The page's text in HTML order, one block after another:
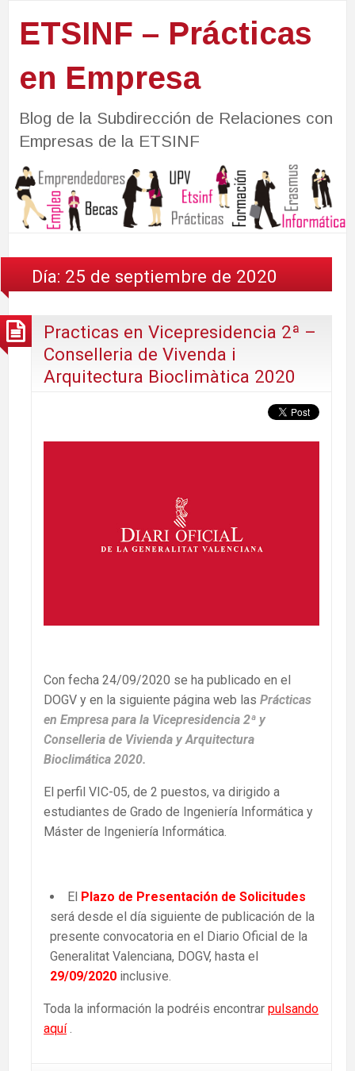
ETSINF – Prácticas
en Empresa
Blog de la Subdirección de Relaciones con
Empresas de la ETSINF
Día: 25 de septiembre de 2020
Practicas en Vicepresidencia 2ª –
Conselleria de Vivenda i
Arquitectura Bioclimàtica 2020
Con fecha 24/09/2020 se ha publicado en el
DOGV y en la siguiente página web las Prácticas
en Empresa para la Vicepresidencia 2ª y
Conselleria de Vivienda y Arquitectura
Bioclimática 2020.
El perfil VIC-05, de 2 puestos, va dirigido a
estudiantes de Grado de Ingeniería Informática y
Máster de Ingeniería Informática.
El Plazo de Presentación de Solicitudes
será desde el día siguiente de publicación de la
presente convocatoria en el Diario Oficial de la
Generalitat Valenciana, DOGV, hasta el
29/09/2020 inclusive.
Toda la información la podréis encontrar pulsando
aquí